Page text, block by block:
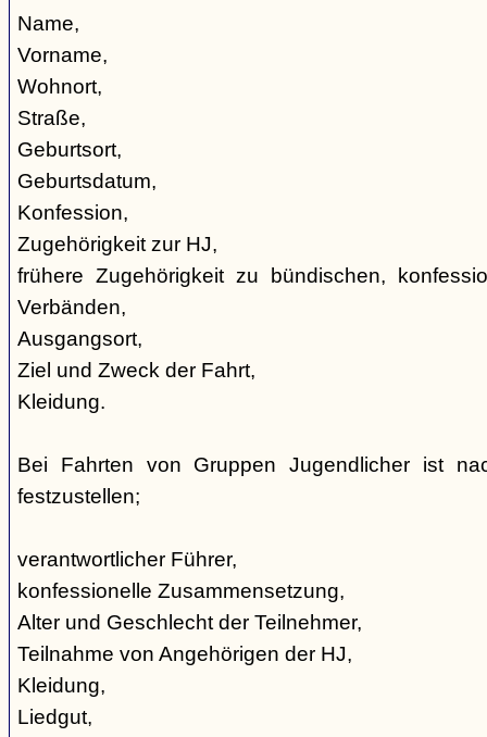
Name,
Vorname,
Wohnort,
Straße,
Geburtsort,
Geburtsdatum,
Konfession,
Zugehörigkeit zur HJ,
frühere Zugehörigkeit zu bündischen,
Verbänden,
Ausgangsort,
Ziel und Zweck der Fahrt,
Kleidung.
Bei Fahrten von Gruppen Jugendlicher ist
festzustellen;
verantwortlicher Führer,
konfessionelle Zusammensetzung,
Alter und Geschlecht der Teilnehmer,
Teilnahme von Angehörigen der HJ,
Kleidung,
Liedgut,